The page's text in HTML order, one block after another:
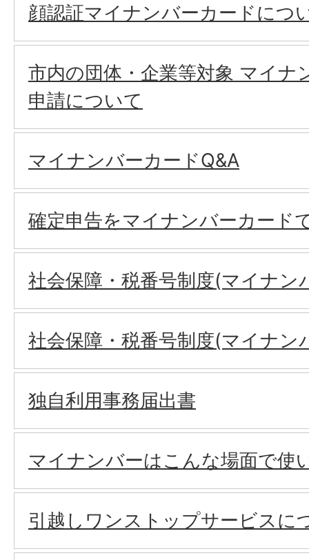
顔認証マイナンバーカードにつ
市内の団体・企業等対象 マイナ
申請について
マイナンバーカードQ&A
確定申告をマイナンバーカード
社会保障・税番号制度(マイナン
社会保障・税番号制度(マイナン
独自利用事務届出書
マイナンバーはこんな場面で使
引越しワンストップサービスに